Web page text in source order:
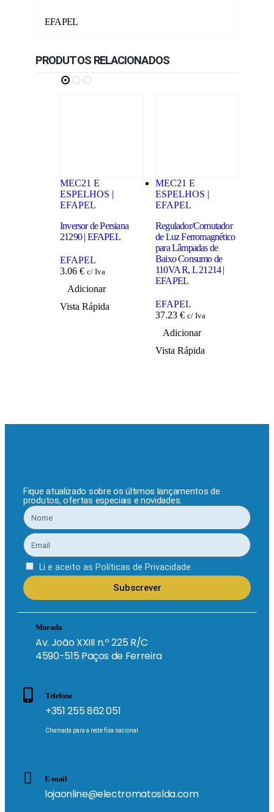
EFAPEL
PRODUTOS RELACIONADOS
MEC21 E
ESPELHOS |
EFAPEL
Inversor de Persiana
21290 | EFAPEL
EFAPEL
3.06 € c/ Iva
Adicionar
Vista Rápida
MEC21 E
ESPELHOS |
EFAPEL
Regulador/Comutador
de Luz Ferromagnético
para Lâmpadas de
Baixo Consumo de
110VA R, L 21214 |
EFAPEL
EFAPEL
37.23 € c/ Iva
Adicionar
Vista Rápida
Fique atualizado sobre os últimos lançamentos de
produtos, ofertas especiais e novidades.
Li e aceito as Políticas de Privacidade
Subscrever
Morada
Av. João XXIII n.º 225 R/C
4590-515 Paços de Ferreira
Telefone
+351 255 862 051
Chamada para a rede fixa nacional
E-mail
lojaonline@electromatoslda.com